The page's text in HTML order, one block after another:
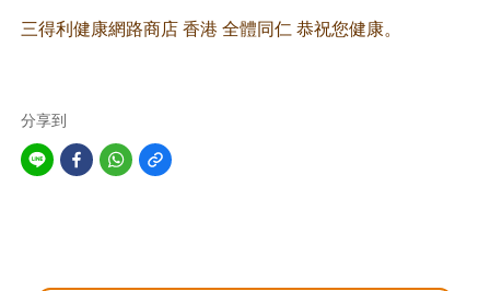
三得利健康網路商店 香港 全體同仁 恭祝您健康。
分享到